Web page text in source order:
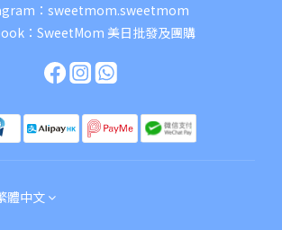
： sweetmom.sweetmom
： SweetMom 美日批發及團購
體中文